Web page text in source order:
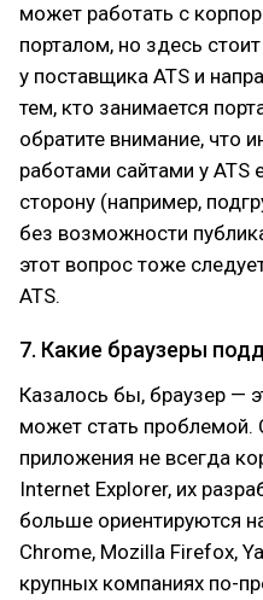
может работать с
порталом, но здесь
у поставщика ATS и
тем, кто занимается
обратите внимание, что
работами сайтами у ATS
сторону (например,
без возможности
этот вопрос тоже
ATS.
7. Какие браузеры
Казалось бы, браузер —
может стать
приложения не всегда
Internet Explorer, их
больше ориентируются
Chrome, Mozilla Firefox,
крупных компаниях по-